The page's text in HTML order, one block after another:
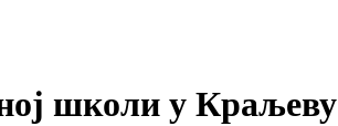
школи у Краљеву